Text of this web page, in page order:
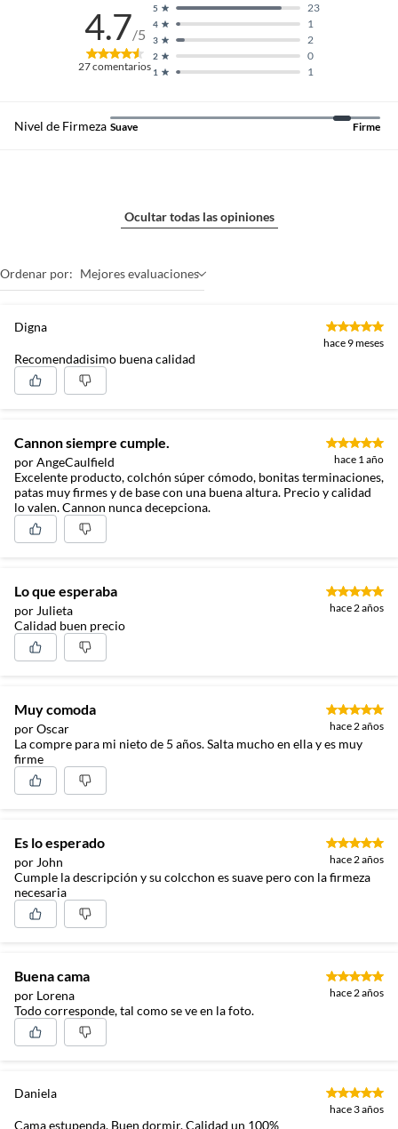
EN TONO GRIS
LATERALES
El colchón incorpora un marco perimetral de poliuretano
BASE
tapizado acolchado, garantizando un soporte estable y
duradero para el descanso diario.
4.7/5
27comentarios 1 1
2 0
3 2
4 1
5 23
Nivel de Firmeza Suave Firme
Ocultar todas las opiniones
Ordenar por: Mejores evaluaciones
Digna
hace 9 meses
Recomendadisimo buena calidad
Cannon siempre cumple.
por AngeCaulfield hace 1 año
Excelente producto, colchón súper cómodo, bonitas terminaciones,
patas muy firmes y de base con una buena altura. Precio y calidad
lo valen. Cannon nunca decepciona.
Lo que esperaba
por Julieta hace 2 años
Calidad buen precio
Muy comoda
por Oscar hace 2 años
La compre para mi nieto de 5 años. Salta mucho en ella y es muy
firme
Es lo esperado
por John hace 2 años
Cumple la descripción y su colcchon es suave pero con la firmeza
necesaria
Buena cama
por Lorena hace 2 años
Todo corresponde, tal como se ve en la foto.
Daniela
hace 3 años
Cama estupenda. Buen dormir. Calidad un 100%